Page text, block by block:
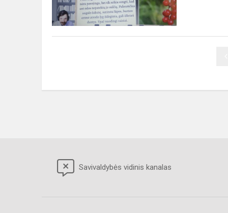
Savivaldybės vidinis kanalas